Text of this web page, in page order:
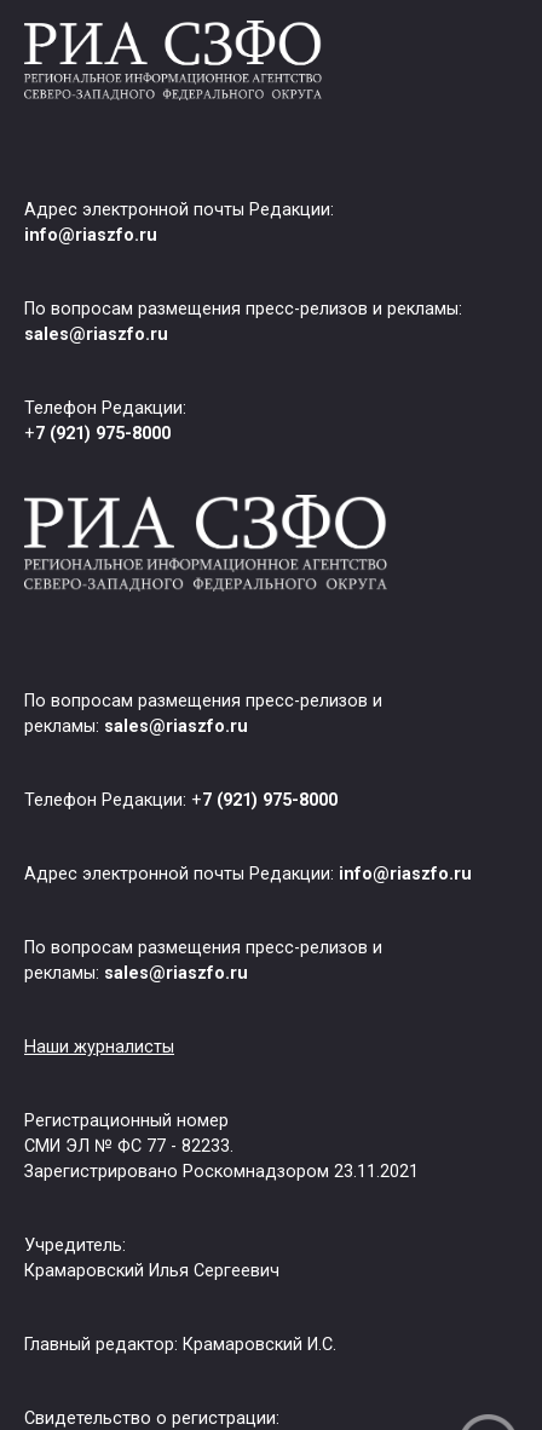
Адрес электронной почты Редакции:
info@riaszfo.ru
По вопросам размещения пресс-релизов и рекламы:
sales@riaszfo.ru
Телефон Редакции:
+7 (921) 975-8000
По вопросам размещения пресс-релизов и
рекламы: sales@riaszfo.ru
Телефон Редакции: +7 (921) 975-8000
Адрес электронной почты Редакции: info@riaszfo.ru
По вопросам размещения пресс-релизов и
рекламы: sales@riaszfo.ru
Наши журналисты
Регистрационный номер
СМИ ЭЛ № ФС 77 - 82233.
Зарегистрировано Роскомнадзором 23.11.2021
Учредитель:
Крамаровский Илья Сергеевич
Главный редактор: Крамаровский И.С.
Свидетельство о регистрации: